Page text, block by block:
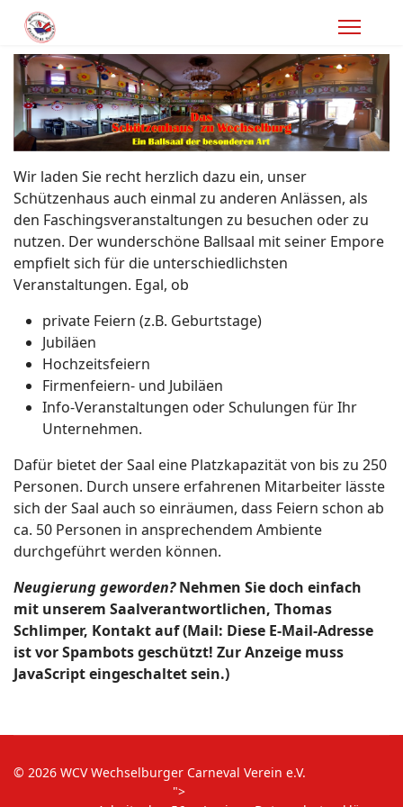
Wir laden Sie recht herzlich dazu ein, unser
Schützenhaus auch einmal zu anderen Anlässen, als
den Faschingsveranstaltungen zu besuchen oder zu
nutzen. Der wunderschöne Ballsaal mit seiner Empore
empfielt sich für die unterschiedlichsten
Veranstaltungen. Egal, ob
private Feiern (z.B. Geburtstage)
Jubiläen
Hochzeitsfeiern
Firmenfeiern- und Jubiläen
Info-Veranstaltungen oder Schulungen für Ihr
Unternehmen.
Dafür bietet der Saal eine Platzkapazität von bis zu 250
Personen. Durch unsere erfahrenen Mitarbeiter lässte
sich der Saal auch so einräumen, dass Feiern schon ab
ca. 50 Personen in ansprechendem Ambiente
durchgeführt werden können.
Neugierung geworden?Nehmen Sie doch einfach
mit unserem Saalverantwortlichen, Thomas
Schlimper, Kontakt auf (Mail: Diese E-Mail-Adresse
ist vor Spambots geschützt! Zur Anzeige muss
JavaScript eingeschaltet sein.)
© 2026 WCV Wechselburger Carneval Verein e.V.
">